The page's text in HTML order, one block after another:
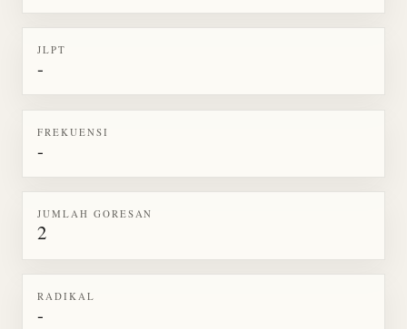
JLPT
-
FREKUENSI
-
JUMLAH GORESAN
2
RADIKAL
-